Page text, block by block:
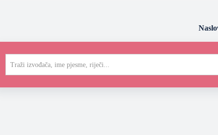
Traži izvođača, ime pjesme, riječi...